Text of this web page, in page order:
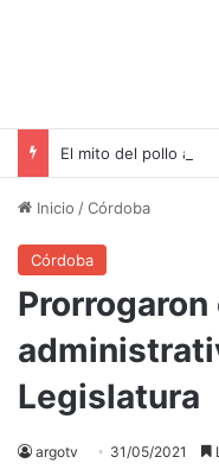
Inicio /Córdoba
Córdoba
Legislatura
argotv 31/05/2021